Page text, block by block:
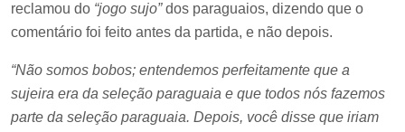
reclamou do “jogo sujo”dos paraguaios, dizendo que o
comentário foi feito antes da partida, e não depois.
“Não somos bobos; entendemos perfeitamente que a
sujeira era da seleção paraguaia e que todos nós fazemos
parte da seleção paraguaia. Depois, você disse que iriam